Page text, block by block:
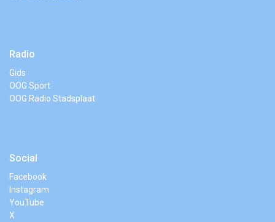
Radio
Gids
OOG Sport
OOG Radio Stadsplaat
Social
Facebook
Instagram
YouTube
X